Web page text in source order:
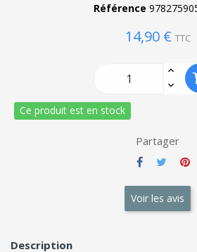
Référence
14,90 € TTC
Ce produit est en stock
Partager
Voir les avis
Description